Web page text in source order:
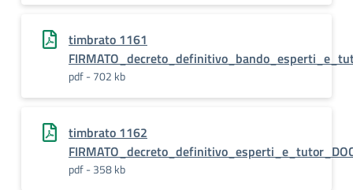
timbrato 1161
pdf - 702 kb
timbrato 1162
pdf - 358 kb